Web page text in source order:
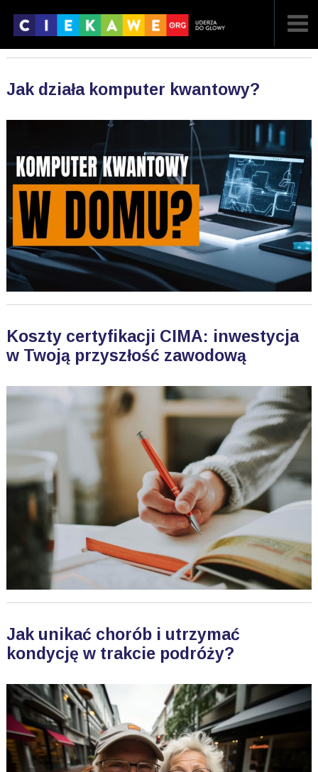
Jak działa komputer kwantowy?
Koszty certyfikacji CIMA: inwestycja
w Twoją przyszłość zawodową
Jak unikać chorób i utrzymać
kondycję w trakcie podróży?
LOSOWE
A ARTYKUŁY
F FILMY
GALERIA
REGULAMIN
KONTAKT